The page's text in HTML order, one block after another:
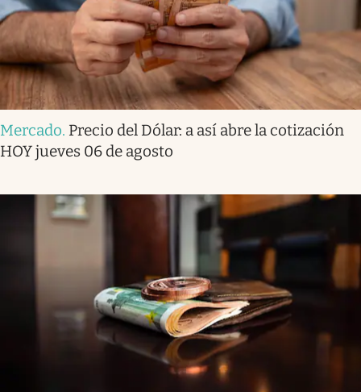
Mercado. Precio del Dólar: a así abre la cotización
HOY jueves 06 de agosto